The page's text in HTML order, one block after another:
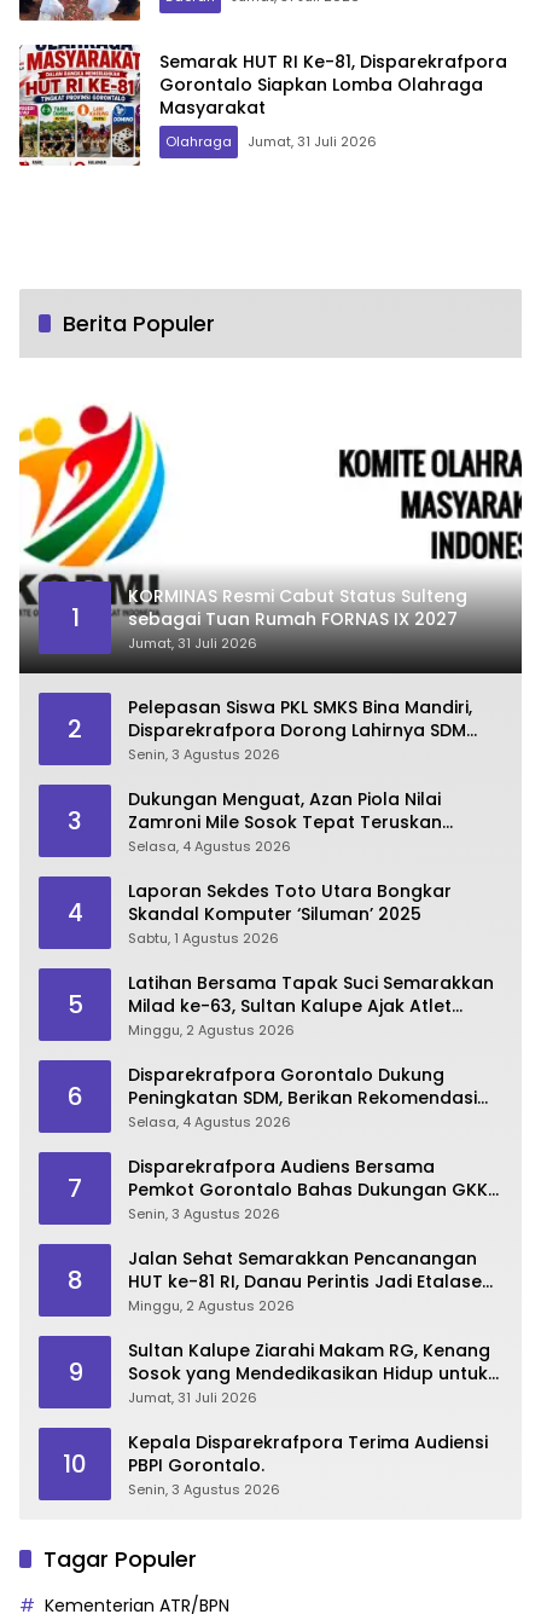
Semarak HUT RI Ke-81, Disparekrafpora
Gorontalo Siapkan Lomba Olahraga
Masyarakat
Olahraga Jumat, 31 Juli 2026
Berita Populer
1
KORMINAS Resmi Cabut Status Sulteng
sebagai Tuan Rumah FORNAS IX 2027
Jumat, 31 Juli 2026
2
Pelepasan Siswa PKL SMKS Bina Mandiri,
Disparekrafpora Dorong Lahirnya SDM
Pariwisata Unggul
Senin, 3 Agustus 2026
3
Dukungan Menguat, Azan Piola Nilai
Zamroni Mile Sosok Tepat Teruskan
Pembangunan Bone Bolango
Selasa, 4 Agustus 2026
4
Laporan Sekdes Toto Utara Bongkar
Skandal Komputer ‘Siluman’ 2025
Sabtu, 1 Agustus 2026
5
Latihan Bersama Tapak Suci Semarakkan
Milad ke-63, Sultan Kalupe Ajak Atlet
Lestarikan Budaya Bela Diri
Minggu, 2 Agustus 2026
6
Disparekrafpora Gorontalo Dukung
Peningkatan SDM, Berikan Rekomendasi
Studi S3 bagi Pegawai
Selasa, 4 Agustus 2026
7
Disparekrafpora Audiens Bersama
Pemkot Gorontalo Bahas Dukungan GKK
2026
Senin, 3 Agustus 2026
8
Jalan Sehat Semarakkan Pencanangan
HUT ke-81 RI, Danau Perintis Jadi Etalase
Wisata Gorontalo
Minggu, 2 Agustus 2026
9
Sultan Kalupe Ziarahi Makam RG, Kenang
Sosok yang Mendedikasikan Hidup untuk
Gorontalo
Jumat, 31 Juli 2026
10
Kepala Disparekrafpora Terima Audiensi
PBPI Gorontalo.
Senin, 3 Agustus 2026
Tagar Populer
Kementerian ATR/BPN